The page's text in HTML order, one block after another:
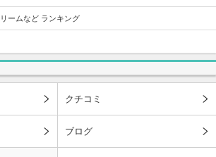
ームなど ランキング
クチコミ
ブログ